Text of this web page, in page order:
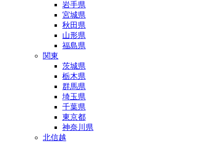
岩手県
宮城県
秋田県
山形県
福島県
関東
茨城県
栃木県
群馬県
埼玉県
千葉県
東京都
神奈川県
北信越